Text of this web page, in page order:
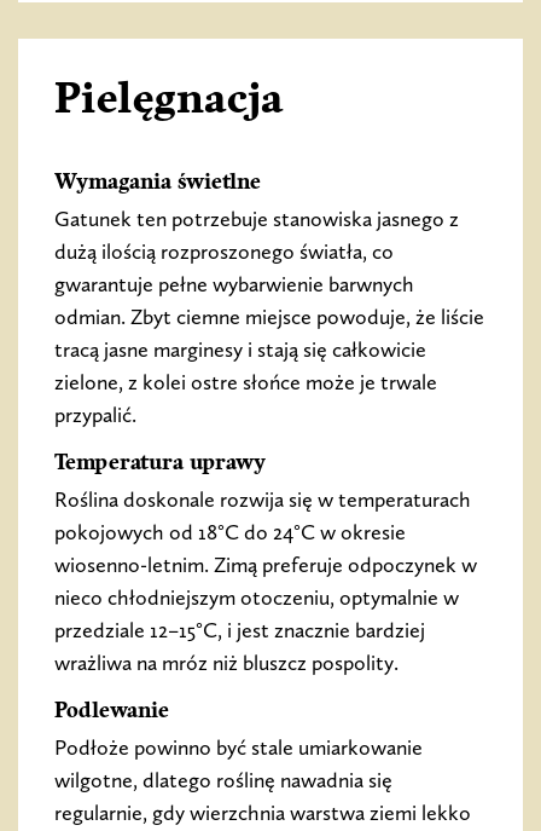
Pielęgnacja
Wymagania świetlne
Gatunek ten potrzebuje stanowiska jasnego z
dużą ilością rozproszonego światła, co
gwarantuje pełne wybarwienie barwnych
odmian. Zbyt ciemne miejsce powoduje, że liście
tracą jasne marginesy i stają się całkowicie
zielone, z kolei ostre słońce może je trwale
przypalić.
Temperatura uprawy
Roślina doskonale rozwija się w temperaturach
pokojowych od 18°C do 24°C w okresie
wiosenno-letnim. Zimą preferuje odpoczynek w
nieco chłodniejszym otoczeniu, optymalnie w
przedziale 12–15°C, i jest znacznie bardziej
wrażliwa na mróz niż bluszcz pospolity.
Podlewanie
Podłoże powinno być stale umiarkowanie
wilgotne, dlatego roślinę nawadnia się
regularnie, gdy wierzchnia warstwa ziemi lekko